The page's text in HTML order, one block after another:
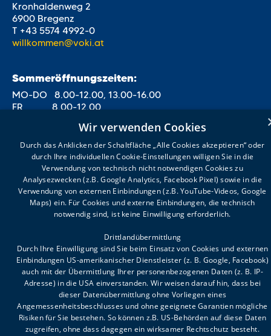
Kronhaldenweg 2
6900 Bregenz
T +43 5574 4992-0
willkommen@voki.at
Sommeröffnungszeiten:
MO-DO 8.00-12.00, 13.00-16.00
FR 8.00-12.00
FAQ
Datenschutz
ES LIEGT AN UNS ALLEN,
WAS AUS KINDERN WIRD.
Wir verwenden Cookies
Durch das Anklicken der Schaltfläche „Alle Cookies akzeptieren“ oder
durch Ihre individuellen Cookie-Einstellungen willigen Sie in die
Verwendung von technisch nicht notwendigen Cookies zu
Analysezwecken (z.B. Google Analytics, Facebook Pixel) sowie in die
Verwendung von externen Einbindungen (z.B. YouTube-Videos, Google
Maps) ein. Für Cookies und externe Einbindungen, die technisch
notwendig sind, ist keine Einwilligung erforderlich.
Drittlandübermittlung
Durch Ihre Einwilligung sind Sie beim Einsatz von Cookies und externen
Einbindungen US-amerikanischer Dienstleister (z. B. Google, Facebook)
auch mit der Übermittlung Ihrer personenbezogenen Daten (z. B. IP-
Adresse) in die USA einverstanden. Wir weisen darauf hin, dass bei
dieser Datenübermittlung ohne Vorliegen eines
Angemessenheitsbeschlusses und ohne geeignete Garantien mögliche
Risiken für Sie bestehen. So können z.B. US-Behörden auf diese Daten
zugreifen, ohne dass dagegen ein wirksamer Rechtschutz besteht.